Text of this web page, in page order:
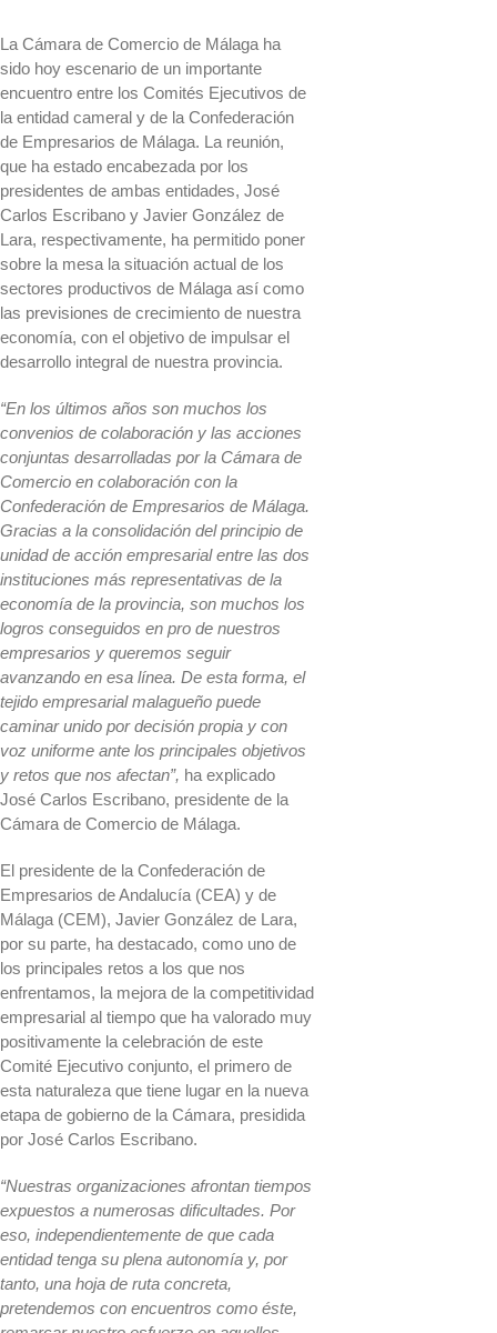
La Cámara de Comercio de Málaga ha
sido hoy escenario de un importante
encuentro entre los Comités Ejecutivos de
la entidad cameral y de la Confederación
de Empresarios de Málaga. La reunión,
que ha estado encabezada por los
presidentes de ambas entidades, José
Carlos Escribano y Javier González de
Lara, respectivamente, ha permitido poner
sobre la mesa la situación actual de los
sectores productivos de Málaga así como
las previsiones de crecimiento de nuestra
economía, con el objetivo de impulsar el
desarrollo integral de nuestra provincia.
“En los últimos años son muchos los
convenios de colaboración y las acciones
conjuntas desarrolladas por la Cámara de
Comercio en colaboración con la
Confederación de Empresarios de Málaga.
Gracias a la consolidación del principio de
unidad de acción empresarial entre las dos
instituciones más representativas de la
economía de la provincia, son muchos los
logros conseguidos en pro de nuestros
empresarios y queremos seguir
avanzando en esa línea. De esta forma, el
tejido empresarial malagueño puede
caminar unido por decisión propia y con
voz uniforme ante los principales objetivos
y retos que nos afectan”, ha explicado
José Carlos Escribano, presidente de la
Cámara de Comercio de Málaga.
El presidente de la Confederación de
Empresarios de Andalucía (CEA) y de
Málaga (CEM), Javier González de Lara,
por su parte, ha destacado, como uno de
los principales retos a los que nos
enfrentamos, la mejora de la competitividad
empresarial al tiempo que ha valorado muy
positivamente la celebración de este
Comité Ejecutivo conjunto, el primero de
esta naturaleza que tiene lugar en la nueva
etapa de gobierno de la Cámara, presidida
por José Carlos Escribano.
“Nuestras organizaciones afrontan tiempos
expuestos a numerosas dificultades. Por
eso, independientemente de que cada
entidad tenga su plena autonomía y, por
tanto, una hoja de ruta concreta,
pretendemos con encuentros como éste,